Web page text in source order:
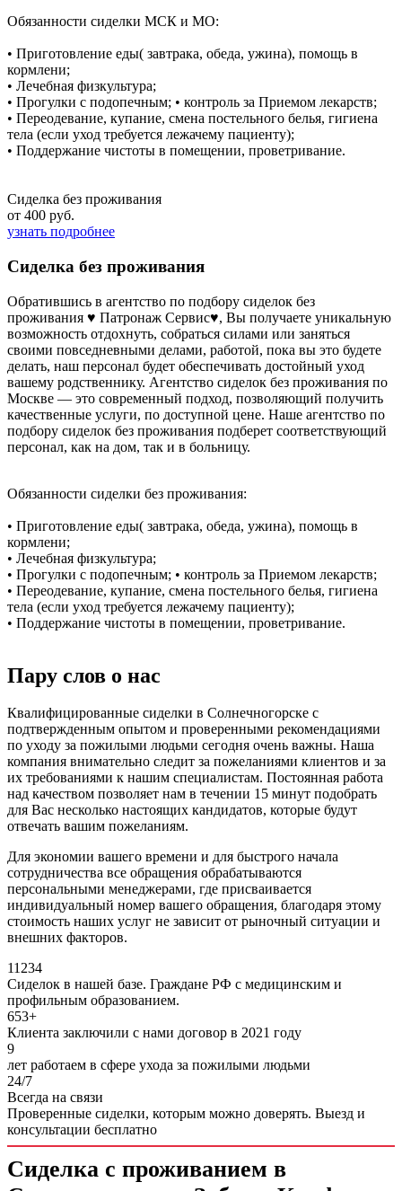
Обязанности сиделки МСК и МО:
• Приготовление еды( завтрака, обеда, ужина), помощь в
кормлени;
• Лечебная физкультура;
• Прогулки с подопечным; • контроль за Приемом лекарств;
• Переодевание, купание, смена постельного белья, гигиена
тела (если уход требуется лежачему пациенту);
• Поддержание чистоты в помещении, проветривание.
Сиделка без проживания
от 400 руб.
узнать подробнее
Сиделка без проживания
Обратившись в агентство по подбору сиделок без
проживания ♥ Патронаж Сервис♥, Вы получаете уникальную
возможность отдохнуть, собраться силами или заняться
своими повседневными делами, работой, пока вы это будете
делать, наш персонал будет обеспечивать достойный уход
вашему родственнику. Агентство сиделок без проживания по
Москве — это современный подход, позволяющий получить
качественные услуги, по доступной цене. Наше агентство по
подбору сиделок без проживания подберет соответствующий
персонал, как на дом, так и в больницу.
Обязанности сиделки без проживания:
• Приготовление еды( завтрака, обеда, ужина), помощь в
кормлени;
• Лечебная физкультура;
• Прогулки с подопечным; • контроль за Приемом лекарств;
• Переодевание, купание, смена постельного белья, гигиена
тела (если уход требуется лежачему пациенту);
• Поддержание чистоты в помещении, проветривание.
Пару слов о нас
Квалифицированные сиделки в Солнечногорске с
подтвержденным опытом и проверенными рекомендациями
по уходу за пожилыми людьми сегодня очень важны. Наша
компания внимательно следит за пожеланиями клиентов и за
их требованиями к нашим специалистам. Постоянная работа
над качеством позволяет нам в течении 15 минут подобрать
для Вас несколько настоящих кандидатов, которые будут
отвечать вашим пожеланиям.
Для экономии вашего времени и для быстрого начала
сотрудничества все обращения обрабатываются
персональными менеджерами, где присваивается
индивидуальный номер вашего обращения, благодаря этому
стоимость наших услуг не зависит от рыночный ситуации и
внешних факторов.
11234
Сиделок в нашей базе. Граждане РФ с медицинским и
профильным образованием.
653+
Клиента заключили с нами договор в 2021 году
9
лет работаем в сфере ухода за пожилыми людьми
24/7
Всегда на связи
Проверенные сиделки, которым можно доверять. Выезд и
консультации бесплатно
Сиделка с проживанием в